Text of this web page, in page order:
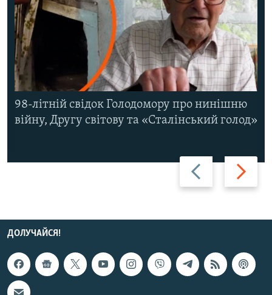
Назад Вперед
98-літній свідок Голодомору про нинішню
війну, Другу світову та «Сталінський голод»
ДОЛУЧАЙСЯ!